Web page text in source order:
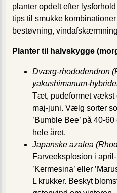
planter opdelt efter
tips til smukke
bestøvning,
Planter til halvskygge
Dværg-rhododendron
yakushimanum-
Tæt, pudeformet vækst
maj-juni. Vælg sorter
’Bumble Bee’ på 40-
hele året.
Japanske azalea
Farveeksplosion i
’Kermesina’ eller
L krukker. Beskyt